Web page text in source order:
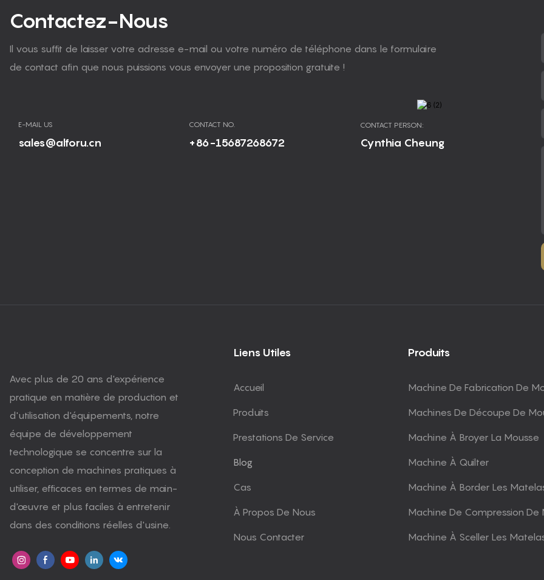
Contactez-Nous
Il vous suffit de laisser votre adresse e-mail ou votre numéro de téléphone dans le formulaire
de contact afin que nous puissions vous envoyer une proposition gratuite !
E-MAIL US
sales@alforu.cn
CONTACT NO.
+86-15687268672
CONTACT PERSON:
Cynthia Cheung
Avec plus de 20 ans d'expérience
pratique en matière de production et
d'utilisation d'équipements, notre
équipe de développement
technologique se concentre sur la
conception de machines pratiques à
utiliser, efficaces en termes de main-
d'œuvre et plus faciles à entretenir
dans des conditions réelles d'usine.
Liens Utiles
Accueil
Produits
Prestations De Service
Blog
Cas
À Propos De Nous
Nous Contacter
Produits
Machine De Fabrication De
Machines De Découpe De
Machine À Broyer La Mousse
Machine À Quilter
Machine À Border Les
Machine De Compression De
Machine À Sceller Les